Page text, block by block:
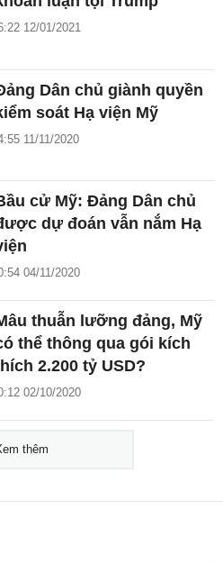
12/01/2021
Dân chủ giành quyền
soát Hạ viện Mỹ
11/11/2020
cử Mỹ: Đảng Dân chủ
dự đoán vẫn nắm Hạ
04/11/2020
thuẫn lưỡng đảng, Mỹ
thể thông qua gói kích
2.200 tỷ USD?
02/10/2020
thêm